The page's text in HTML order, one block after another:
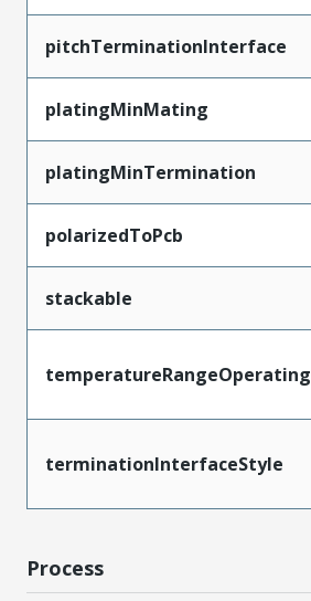
pitchTerminationInterface
platingMinMating
platingMinTermination
polarizedToPcb
stackable
temperatureRangeOperating
terminationInterfaceStyle
Process